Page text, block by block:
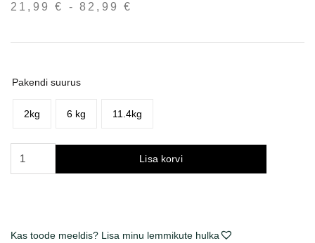
21,99€ - 82,99€
Pakendi suurus
2kg 6 kg 11.4kg
Acana
kogus
Lisa korvi
Kas toode meeldis? Lisa minu lemmikute hulka